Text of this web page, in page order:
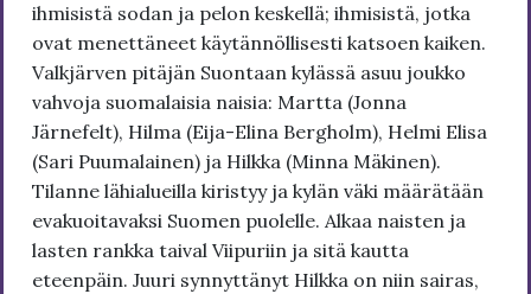
ihmisistä sodan ja pelon keskellä; ihmisistä, jotka
ovat menettäneet käytännöllisesti katsoen kaiken.
Valkjärven pitäjän Suontaan kylässä asuu joukko
vahvoja suomalaisia naisia: Martta (Jonna
Järnefelt), Hilma (Eija-Elina Bergholm), Helmi Elisa
(Sari Puumalainen) ja Hilkka (Minna Mäkinen).
Tilanne lähialueilla kiristyy ja kylän väki määrätään
evakuoitavaksi Suomen puolelle. Alkaa naisten ja
lasten rankka taival Viipuriin ja sitä kautta
eteenpäin. Juuri synnyttänyt Hilkka on niin sairas,